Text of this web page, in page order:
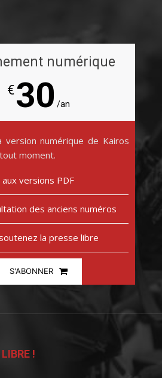
numérique
€30 /an
version numérique de Kairos
moment.
aux versions PDF
des anciens numéros
la presse libre
S'ABONNER
!